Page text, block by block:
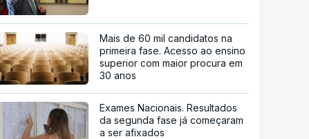
Mais de 60 mil candidatos na
primeira fase. Acesso ao ensino
superior com maior procura em
30 anos
Exames Nacionais. Resultados
da segunda fase já começaram
a ser afixados